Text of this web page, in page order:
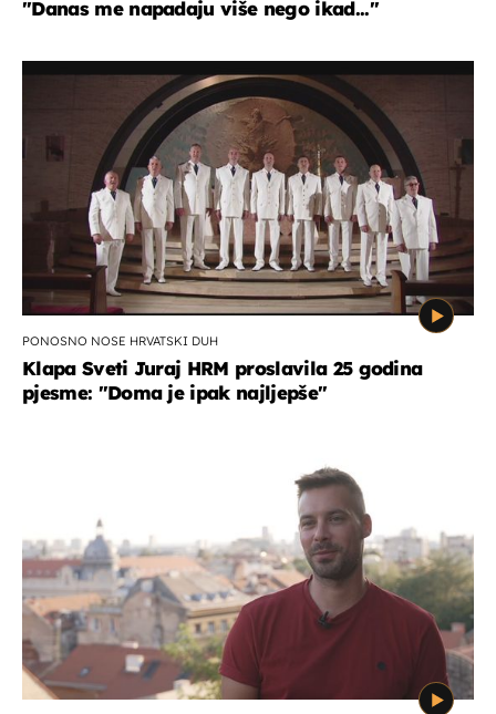
"Danas me napadaju više nego ikad..."
PONOSNO NOSE HRVATSKI DUH
Klapa Sveti Juraj HRM proslavila 25 godina
pjesme: "Doma je ipak najljepše"